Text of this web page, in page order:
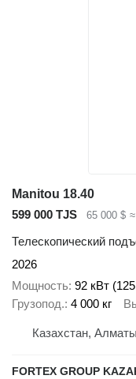
Manitou 18.40
599 000 TJS
65 000 $
Телескопический
2026
Мощность 92 кВт
Грузопод. 4 000 кг
Казахстан, Алматы
FORTEX GROUP